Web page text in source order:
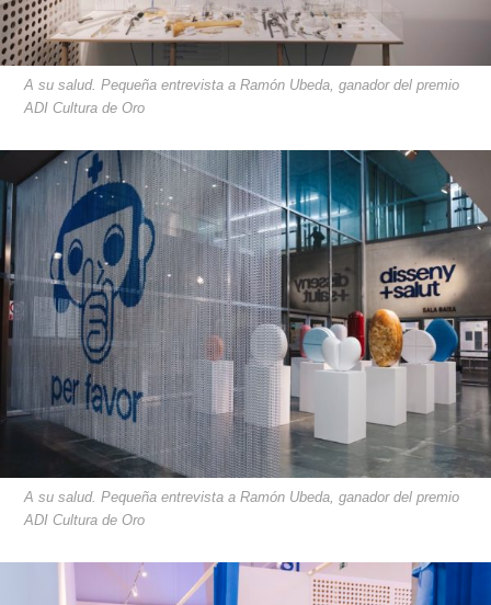
A su salud. Pequeña entrevista a Ramón Ubeda, ganador del premio
ADI Cultura de Oro
A su salud. Pequeña entrevista a Ramón Ubeda, ganador del premio
ADI Cultura de Oro